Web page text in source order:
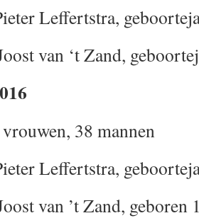
Leffertstra,
van ‘t Zand,
38 mannen
Leffertstra,
van ’t Zand, geboren